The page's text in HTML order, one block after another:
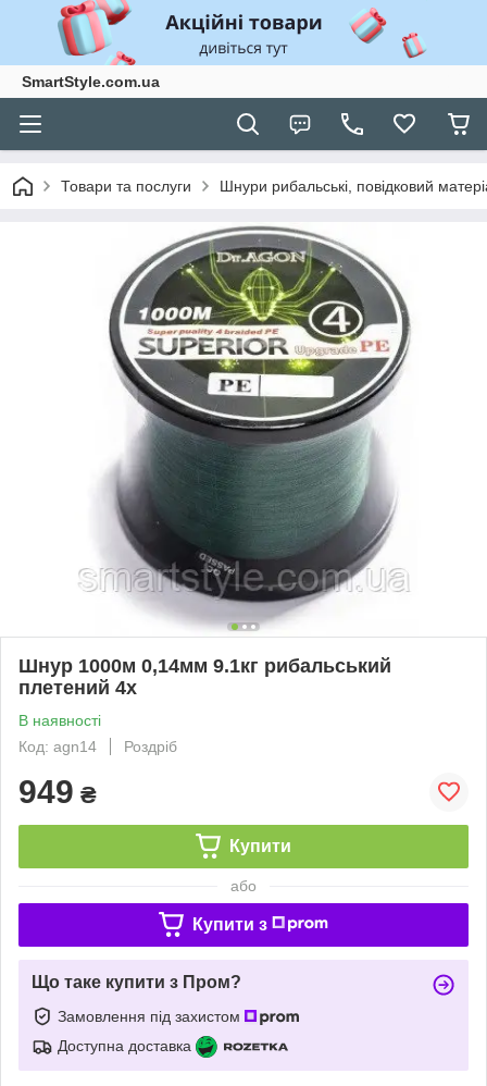
SmartStyle.com.ua
Товари та послуги Шнури рибальські, повідковий
Шнур 1000м 0,14мм 9.1кг рибальський
плетений 4х
В наявності
Код: agn14
Роздріб
949 ₴
Купити
або
Купити з
Що таке купити з Пром?
Замовлення під захистом
Доступна доставка